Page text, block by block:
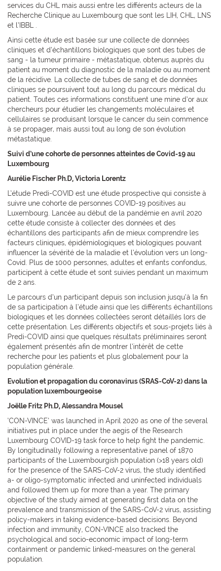
services du CHL mais aussi entre les différents acteurs de la
Recherche Clinique au Luxembourg que sont les LIH, CHL, LNS
et l’IBBL .
Ainsi cette étude est basée sur une collecte de données
cliniques et d’échantillons biologiques que sont des tubes de
sang - la tumeur primaire - métastatique, obtenus auprès du
patient au moment du diagnostic de la maladie ou au moment
de la récidive. La collecte de tubes de sang et de données
cliniques se poursuivent tout au long du parcours médical du
patient. Toutes ces informations constituent une mine d’or aux
chercheurs pour étudier les changements moléculaires et
cellulaires se produisant lorsque le cancer du sein commence
à se propager, mais aussi tout au long de son évolution
métastatique.
Suivi d’une cohorte de personnes atteintes de Covid-19 au
Luxembourg
Aurélie Fischer Ph.D, Victoria Lorentz
L’étude Predi-COVID est une étude prospective qui consiste à
suivre une cohorte de personnes COVID-19 positives au
Luxembourg. Lancée au début de la pandémie en avril 2020
cette étude consiste à collecter des données et des
échantillons des participants afin de mieux comprendre les
facteurs cliniques, épidémiologiques et biologiques pouvant
influencer la sévérité de la maladie et l’évolution vers un long-
Covid. Plus de 1000 personnes, adultes et enfants confondus,
participent à cette étude et sont suivies pendant un maximum
de 2 ans.
Le parcours d’un participant depuis son inclusion jusqu’à la fin
de sa participation à l’étude ainsi que les différents échantillons
biologiques et les données collectées seront détaillés lors de
cette présentation. Les différents objectifs et sous-projets liés à
Predi-COVID ainsi que quelques résultats préliminaires seront
également présentés afin de montrer l’intérêt de cette
recherche pour les patients et plus globalement pour la
population générale.
Evolution et propagation du coronavirus (SRAS-CoV-2) dans la
population luxembourgeoise
Joëlle Fritz Ph.D, Alessandra Mousel
‘CON-VINCE’ was launched in April 2020 as one of the several
initiatives put in place under the aegis of the Research
Luxembourg COVID-19 task force to help fight the pandemic.
By longitudinally following a representative panel of 1870
participants of the Luxembourgish population (>18 years old)
for the presence of the SARS-CoV-2 virus, the study identified
a- or oligo-symptomatic infected and uninfected individuals
and followed them up for more than a year. The primary
objective of the study aimed at generating first data on the
prevalence and transmission of the SARS-CoV-2 virus, assisting
policy-makers in taking evidence-based decisions. Beyond
infection and immunity, CON-VINCE also tracked the
psychological and socio-economic impact of long-term
containment or pandemic linked-measures on the general
population.